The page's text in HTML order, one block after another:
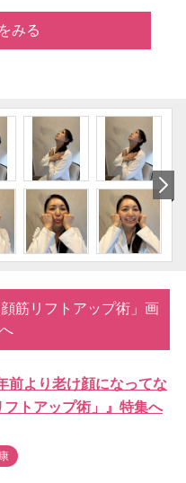
みる
筋リフトアップ術」画
前より老け顔になってな
トアップ術」』特集へ